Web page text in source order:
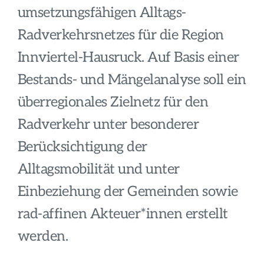
umsetzungsfähigen Alltags-
Radverkehrsnetzes für die Region
Innviertel-Hausruck. Auf Basis einer
Bestands- und Mängelanalyse soll ein
überregionales Zielnetz für den
Radverkehr unter besonderer
Berücksichtigung der
Alltagsmobilität und unter
Einbeziehung der Gemeinden sowie
rad-affinen Akteuer*innen erstellt
werden.